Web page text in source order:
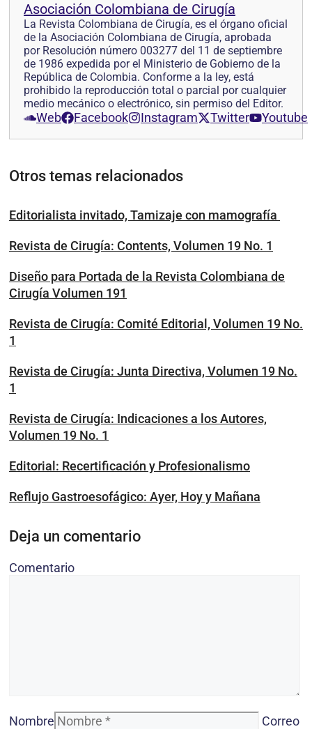
Asociación Colombiana de Cirugía
La Revista Colombiana de Cirugía, es el órgano oficial
de la Asociación Colombiana de Cirugía, aprobada
por Resolución número 003277 del 11 de septiembre
de 1986 expedida por el Ministerio de Gobierno de la
República de Colombia. Conforme a la ley, está
prohibido la reproducción total o parcial por cualquier
medio mecánico o electrónico, sin permiso del Editor.
Web Facebook Instagram Twitter Youtube
Otros temas relacionados
Editorialista invitado, Tamizaje con mamografía
Revista de Cirugía: Contents, Volumen 19 No. 1
Diseño para Portada de la Revista Colombiana de
Cirugía Volumen 191
Revista de Cirugía: Comité Editorial, Volumen 19 No.
1
Revista de Cirugía: Junta Directiva, Volumen 19 No.
1
Revista de Cirugía: Indicaciones a los Autores,
Volumen 19 No. 1
Editorial: Recertificación y Profesionalismo
Reflujo Gastroesofágico: Ayer, Hoy y Mañana
Deja un comentario
Comentario
Nombre
Correo